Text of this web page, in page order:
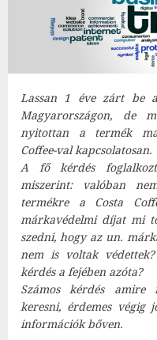
Lassan 1 éve zárt be
Magyarországon, de
nyitottan a termék
Coffee-val kapcsolatosan.
A fő kérdés
miszerint: valóban
termékre a Costa
márkavédelmi díjat mi
szedni, hogy az un.
nem is voltak
kérdés a fejében azóta?
Számos kérdés amire
keresni, érdemes
információk bőven.